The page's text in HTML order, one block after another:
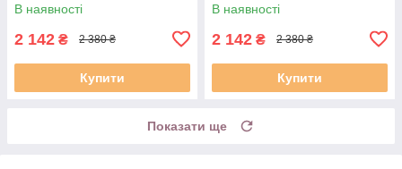
В наявності
2 142 ₴ 2 380 ₴
Купити
В наявності
2 142 ₴ 2 380 ₴
Купити
Показати ще